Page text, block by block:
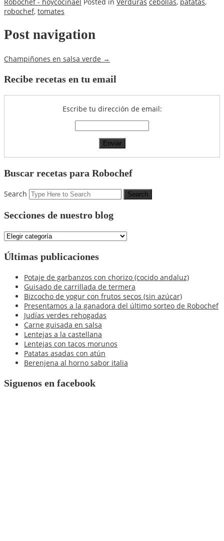
robochef, tomates
Post navigation
Champiñones en salsa verde →
Recibe recetas en tu email
Escribe tu dirección de email:
Buscar recetas para Robochef
Search
Secciones de nuestro blog
Secciones
nuestro
Últimas publicaciones
Potaje de garbanzos con chorizo (cocido andaluz)
Guisado de carrillada de termera
Bizcocho de yogur con frutos secos (sin azúcar)
Presentamos a la ganadora del último sorteo de Robochef
Judías verdes rehogadas
Carne guisada en salsa
Lentejas a la castellana
Lentejas con tacos morunos
Patatas asadas con atún
Berenjena al horno sabor italia
Siguenos en facebook